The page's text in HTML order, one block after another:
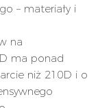
na
ma ponad
niż 210D i o